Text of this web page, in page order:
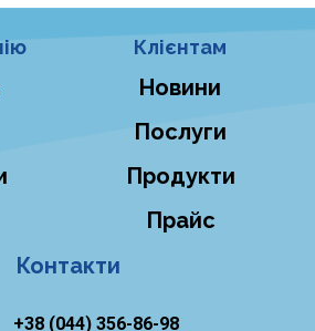
Клієнтам
Новини
Послуги
Продукти
Прайс
Контакти
+38 ‎(044) 356-86-98